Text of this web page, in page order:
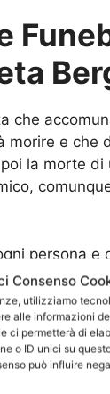
Consenso
utilizziamo
alle informazioni
ci permetterà di
o ID unici su
può influire
che
morire e che
la morte di
persona e
soggettiva, in
e alle
oltre ad
anche
del proprio
che sia